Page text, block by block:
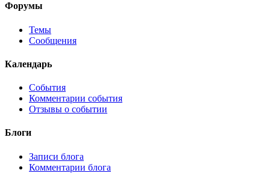
Форумы
Темы
Сообщения
Календарь
События
Комментарии события
Отзывы о событии
Блоги
Записи блога
Комментарии блога